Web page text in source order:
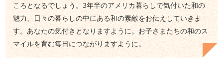
ころとなるでしょう。3年半のアメリカ暮らしで気付いた和の
魅力、日々の暮らしの中にある和の素敵をお伝えしていきま
す。あなたの気付きとなりますように。お子さまたちの和のス
マイルを育む毎日につながりますように。